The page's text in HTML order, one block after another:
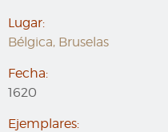
Lugar:
Bélgica, Bruselas
Fecha:
1620
Ejemplares: